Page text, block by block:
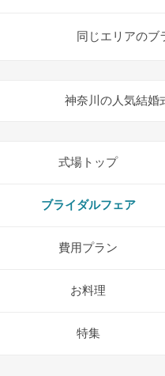
同じエリアのブ
神奈川の人気結婚
式場トップ
ブライダルフェア
費用プラン
お料理
特集